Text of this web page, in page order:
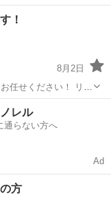
！
8月2日
経験20年、個人で直
を抑えられるケース
レル
通らない方へ
Ad
方